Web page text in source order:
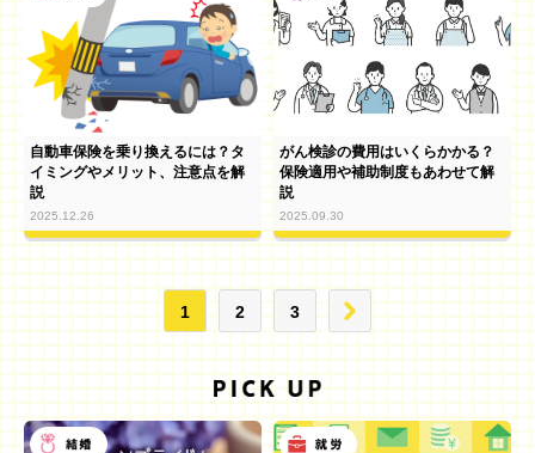
自動車保険を乗り換えるには？タ
イミングやメリット、注意点を解
説
2025.12.26
がん検診の費用はいくらかかる？
保険適用や補助制度もあわせて解
説
2025.09.30
1 2 3